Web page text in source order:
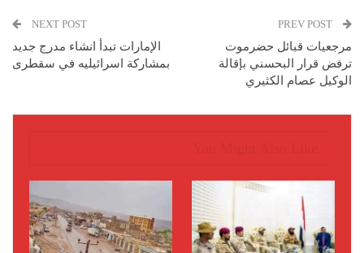
مرجعيات قبائل حضرموت
ترفض قرار البحسني بإقالة
الوكيل عصام الكثيري
NEXT POST
الإمارات تبدأ انشاء مدرج جديد
بمشاركة اسرائيليه في سقطرى